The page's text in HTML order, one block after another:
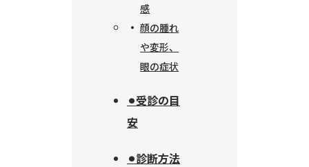
感
顔の腫れ
や変形、
眼の症状
⚫︎受診の目
安
⚫︎診断方法